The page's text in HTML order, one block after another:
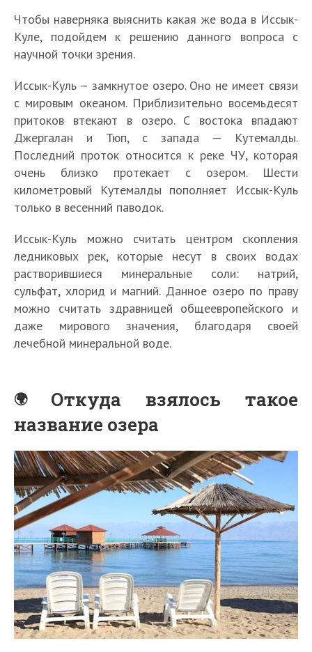
Чтобы наверняка выяснить какая же вода в Иссык-
Куле, подойдем к решению данного вопроса с
научной точки зрения.
Иссык-Куль – замкнутое озеро. Оно не имеет связи
с мировым океаном. Приблизительно восемьдесят
притоков втекают в озеро. С востока впадают
Джергалан и Тюп, с запада — Кутемалды.
Последний проток относится к реке ЧУ, которая
очень близко протекает с озером. Шести
километровый Кутемалды пополняет Иссык-Куль
только в весенний паводок.
Иссык-Куль можно считать центром скопления
ледниковых рек, которые несут в своих водах
растворившиеся минеральные соли: натрий,
сульфат, хлорид и магний. Данное озеро по праву
можно считать здравницей общеевропейского и
даже мирового значения, благодаря своей
лечебной минеральной воде.
Откуда взялось такое
название озера